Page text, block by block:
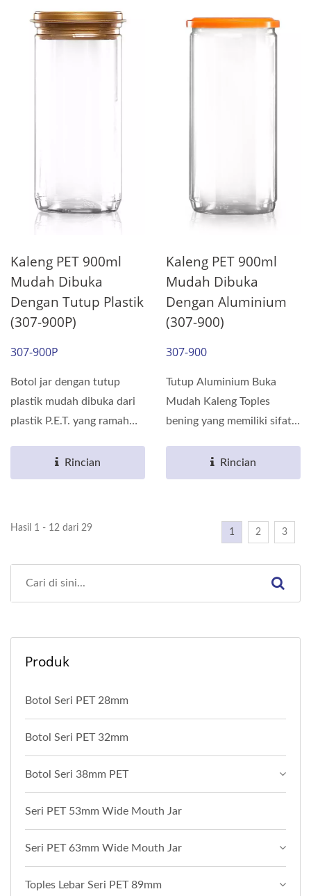
Kaleng PET 900ml
Mudah Dibuka
Dengan Tutup Plastik
(307-900P)
307-900P
Botol jar dengan tutup
plastik mudah dibuka dari
plastik P.E.T. yang ramah
Rincian
Kaleng PET 900ml
Mudah Dibuka
Dengan Aluminium
(307-900)
307-900
Tutup Aluminium Buka
Mudah Kaleng Toples
bening yang memiliki sifat
Rincian
Hasil 1 - 12 dari 29 1 2 3
Produk
Botol Seri PET 28mm
Botol Seri PET 32mm
Botol Seri 38mm PET
Seri PET 53mm Wide Mouth Jar
Seri PET 63mm Wide Mouth Jar
Toples Lebar Seri PET 89mm